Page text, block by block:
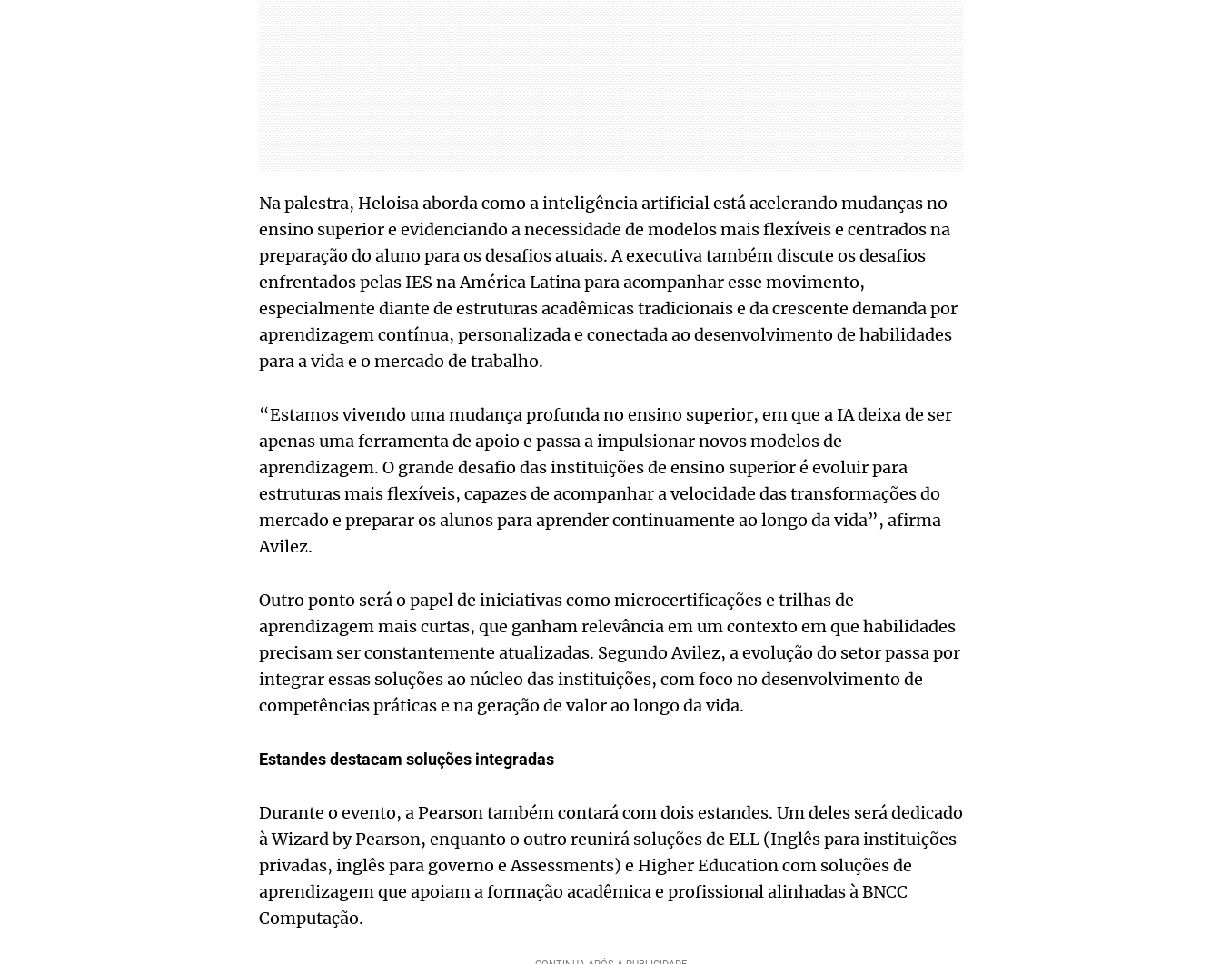
Na palestra, Heloisa aborda como a inteligência artificial está acelerando mudanças no
ensino superior e evidenciando a necessidade de modelos mais flexíveis e centrados na
preparação do aluno para os desafios atuais. A executiva também discute os desafios
enfrentados pelas IES na América Latina para acompanhar esse movimento,
especialmente diante de estruturas acadêmicas tradicionais e da crescente demanda por
aprendizagem contínua, personalizada e conectada ao desenvolvimento de habilidades
para a vida e o mercado de trabalho.
“Estamos vivendo uma mudança profunda no ensino superior, em que a IA deixa de ser
apenas uma ferramenta de apoio e passa a impulsionar novos modelos de
aprendizagem. O grande desafio das instituições de ensino superior é evoluir para
estruturas mais flexíveis, capazes de acompanhar a velocidade das transformações do
mercado e preparar os alunos para aprender continuamente ao longo da vida”, afirma
Avilez.
Outro ponto será o papel de iniciativas como microcertificações e trilhas de
aprendizagem mais curtas, que ganham relevância em um contexto em que habilidades
precisam ser constantemente atualizadas. Segundo Avilez, a evolução do setor passa por
integrar essas soluções ao núcleo das instituições, com foco no desenvolvimento de
competências práticas e na geração de valor ao longo da vida.
Estandes destacam soluções integradas
Durante o evento, a Pearson também contará com dois estandes. Um deles será dedicado
à Wizard by Pearson, enquanto o outro reunirá soluções de ELL (Inglês para instituições
privadas, inglês para governo e Assessments) e Higher Education com soluções de
aprendizagem que apoiam a formação acadêmica e profissional alinhadas à BNCC
Computação.